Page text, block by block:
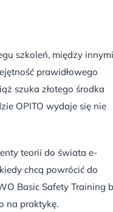
szkoleń, między innymi
prawidłowego
szuka złotego środka
OPITO wydaje się nie
teorii do świata e-
chcą powrócić do
Basic Safety Training
na praktykę.